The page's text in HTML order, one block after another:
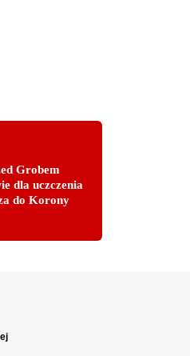
Grobem
dla uczczenia
do Korony